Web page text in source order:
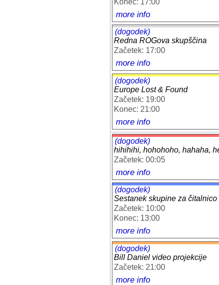
more info
(dogodek)
Redna ROGova skupščina
Začetek: 17:00
more info
(dogodek)
Europe Lost & Found
Začetek: 19:00
Konec: 21:00
more info
(dogodek)
hihihihi, hohohoho, hahaha,
Začetek: 00:05
more info
(dogodek)
Sestanek skupine za čitalnico
Začetek: 10:00
Konec: 13:00
more info
(dogodek)
Bill Daniel video projekcije
Začetek: 21:00
more info